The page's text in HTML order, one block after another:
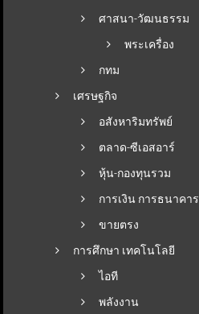
ศาสนา-วัฒนธรรม
พระเครื่อง
กทม
เศรษฐกิจ
อสังหาริมทรัพย์
ตลาด-ซีเอสอาร์
หุ้น-กองทุนรวม
การเงิน การธนาคาร
ขายตรง
การศึกษา เทคโนโลยี
ไอที
พลังงาน